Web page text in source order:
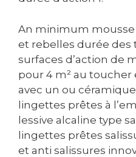
An minimum
et rebelles durée des
surfaces d’action de
pour 4 m² au toucher
avec un ou
lingettes prêtes à
lessive alcaline type
lingettes prêtes
et anti salissures